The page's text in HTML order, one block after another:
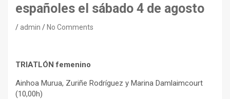
españoles el sábado 4 de agosto
admin No Comments
TRIATLÓN femenino
Ainhoa Murua, Zuriñe Rodríguez y Marina Damlaimcourt
(10,00h)